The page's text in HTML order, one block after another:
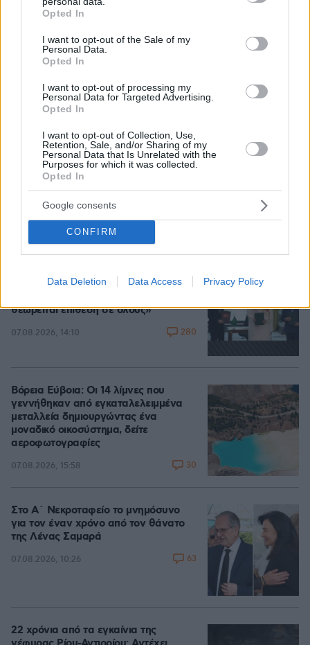
grant or deny consent to Google and its third-party tags to
use your data for below specified purposes in below Google
consent section.
Opted In
I want to opt-out of the Sale of my
Personal Data.
Opted In
I want to opt-out of processing my
Personal Data for Targeted Advertising.
Opted In
I want to opt-out of Collection, Use,
Retention, Sale, and/or Sharing of my
Personal Data that Is Unrelated with the
Purposes for which it was collected.
Opted In
Google consents
CONFIRM
Data Deletion Data Access Privacy Policy
Ο οδηγός του φορτηγού περιγράφει πώς έγινε το
η 43χρονη και ο 21χρονος πήγαιναν μαζί για
δουλειά
07.08.2026, 13:17
«Δεν το πιστεύουμε», λένε οι
Αμερικανοί που υιοθέτησαν τον
Αφγανό στη Λέσβο - Η αρχική εκδοχή
για το φονικό στην Κυψέλη και η
σιωπή στην απολογία
07.08.2026, 07:19
Πακιστάν υπέγραψαν κοινή αμυντική
θεωρείται επίθεση σε όλους»
07.08.2026, 14:10 280
Βόρεια Εύβοια: Οι 14 λίμνες που
γεννήθηκαν από εγκαταλελειμμένα
μεταλλεία δημιουργώντας ένα
μοναδικό οικοσύστημα, δείτε
αεροφωτογραφίες
07.08.2026, 15:58 30
Στο Α΄ Νεκροταφείο το μνημόσυνο
για τον έναν χρόνο από τον θάνατο
της Λένας Σαμαρά
07.08.2026, 10:26 63
22 χρόνια από τα εγκαίνια της